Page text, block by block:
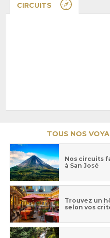
CIRCUITS
TOUS NOS
Nos circuits
à San José
Trouvez un
selon vos